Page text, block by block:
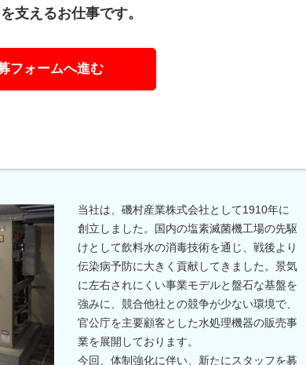
支えるお仕事です。
フォームへ進む
当社は、磯村産業株式会社として1910年に
創立しました。国内の塩素滅菌機工場の先駆
けとして飲料水の消毒技術を通じ、戦後より
伝染病予防に大きく貢献してきました。景気
に左右されにくい事業モデルと盤石な基盤を
強みに、競合他社との競争が少ない環境で、
官公庁を主要顧客とした水処理機器の販売事
業を展開しております。
今回、体制強化に伴い、新たにスタッフを募